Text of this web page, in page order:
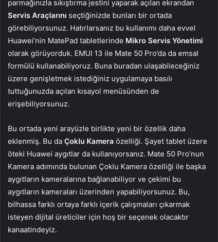
parmağınızla sıkıştırma jestini yaparak açılan ekrandan
Servis Araçlarını seçtiğinizde bunları bir ortada
görebiliyorsunuz. Hatırlarsanız bu kullanımı daha evvel
Huawei’nin MatePad tabletlerinde Mikro Servis Yönetimi
olarak görüyorduk. EMUI 13 ile Mate 50 Pro’da da emsal
formülü kullanabiliyoruz. Buna buradan ulaşabileceğiniz
üzere genişletmek istediğiniz uygulamaya basılı
tuttuğunuzda açılan kısayol menüsünden de
erişebiliyorsunuz.
Bu ortada yeni arayüzle birlikte yeni bir özellik daha
eklenmiş. Bu da Çoklu Kamera özelliği. Şayet tablet üzere
öteki Huawei aygıtlar da kullanıyorsanız. Mate 50 Pro’nun
Kamera adımında bulunan Çoklu Kamera özelliği ile başka
aygıtların kameralarına bağlanabiliyor ve çekimi bu
aygıtların kameraları üzerinden yapabiliyorsunuz. Bu,
bilhassa farklı ortaya farklı içerik çalışmaları çıkarmak
isteyen dijital üreticiler için hoş bir seçenek olacaktır
kanaatindeyiz.